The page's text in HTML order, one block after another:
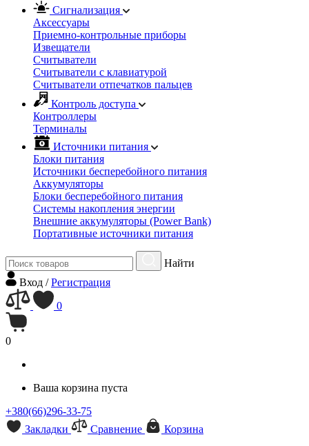
Сигнализация
Аксессуары
Приемно-контрольные приборы
Извещатели
Считыватели
Cчитыватели с клавиатурой
Cчитыватели отпечатков пальцев
Контроль доступа
Контроллеры
Терминалы
Источники питания
Блоки питания
Источники бесперебойного питания
Аккумуляторы
Блоки бесперебойного питания
Системы накопления энергии
Внешние аккумуляторы (Power Bank)
Портативные источники питания
Найти
Вход /Регистрация
0
0
Ваша корзина пуста
+380(66)296-33-75
Закладки
Сравнение
Корзина